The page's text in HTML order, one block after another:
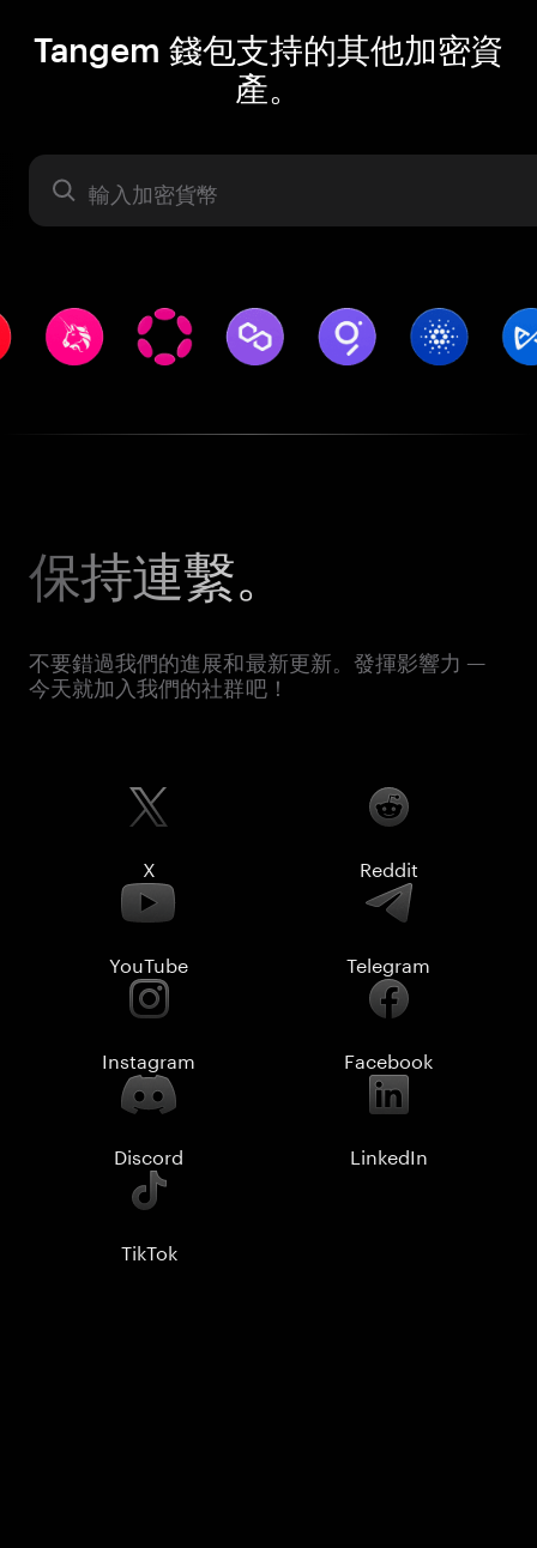
Tangem 錢包支持的其他加密資
產。
資產
保持連繫。
不要錯過我們的進展和最新更新。發揮影響力 —
今天就加入我們的社群吧！
X Reddit
YouTube Telegram
Instagram Facebook
Discord LinkedIn
TikTok